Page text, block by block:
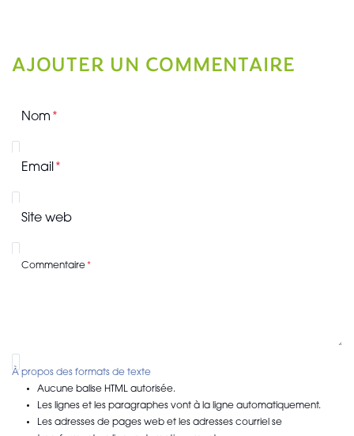
AJOUTER UN COMMENTAIRE
Nom
Email
Site web
Commentaire
À propos des formats de texte
Aucune balise HTML autorisée.
Les lignes et les paragraphes vont à la ligne automatiquement.
Les adresses de pages web et les adresses courriel se